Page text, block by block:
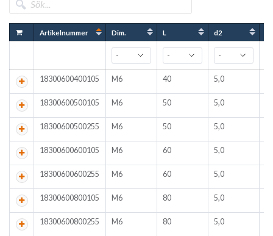
Artikelnummer Dim. L d2
18300600400105 M6 40 5,0
18300600500105 M6 50 5,0
18300600500255 M6 50 5,0
18300600600105 M6 60 5,0
18300600600255 M6 60 5,0
18300600800105 M6 80 5,0
18300600800255 M6 80 5,0